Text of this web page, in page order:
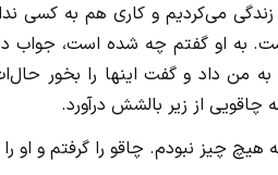
می‌کردیم و کاری هم به کسی
به او گفتم چه شده است، جواب
من داد و گفت اینها را بخور
از زیر بالشش درآورد.
چیز نبودم. چاقو را گرفتم و او